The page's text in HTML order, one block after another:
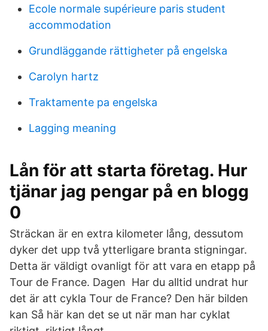
Ecole normale supérieure paris student
accommodation
Grundläggande rättigheter på engelska
Carolyn hartz
Traktamente pa engelska
Lagging meaning
Lån för att starta företag. Hur
tjänar jag pengar på en blogg
0
Sträckan är en extra kilometer lång, dessutom
dyker det upp två ytterligare branta stigningar.
Detta är väldigt ovanligt för att vara en etapp på
Tour de France. Dagen Har du alltid undrat hur
det är att cykla Tour de France? Den här bilden
kan Så här kan det se ut när man har cyklat